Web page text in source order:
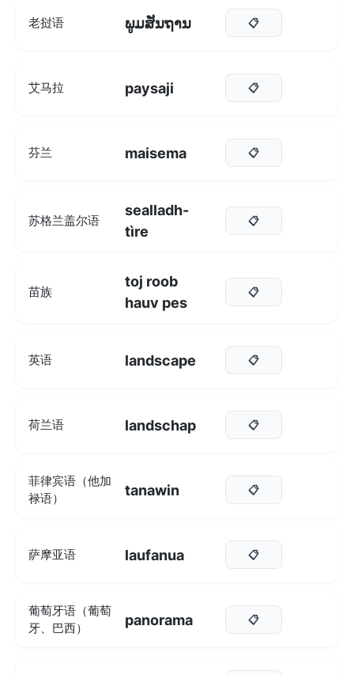
老挝语 ພູມສັນຖານ 📋
艾马拉 paysaji 📋
芬兰 maisema 📋
苏格兰盖尔语
sealladh-
tìre
📋
苗族
toj roob
hauv pes
📋
英语 landscape 📋
荷兰语 landschap 📋
菲律宾语（他加
禄语）
tanawin 📋
萨摩亚语 laufanua 📋
葡萄牙语（葡萄
牙、巴西）
panorama 📋